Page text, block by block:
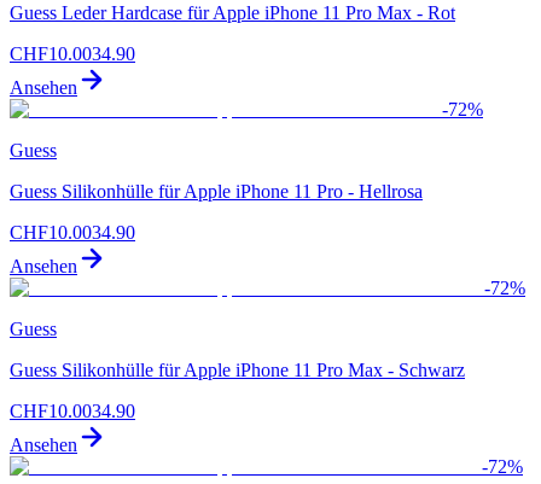
Guess Leder Hardcase für Apple iPhone 11 Pro Max - Rot
CHF10.0034.90
Ansehen
-72%
Guess
Guess Silikonhülle für Apple iPhone 11 Pro - Hellrosa
CHF10.0034.90
Ansehen
-72%
Guess
Guess Silikonhülle für Apple iPhone 11 Pro Max - Schwarz
CHF10.0034.90
Ansehen
-72%